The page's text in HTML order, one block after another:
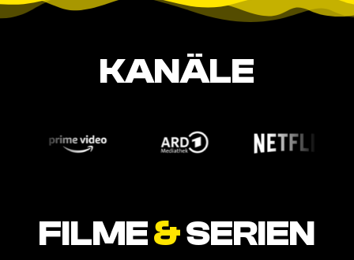
KANÄLE
FILME&SERIEN